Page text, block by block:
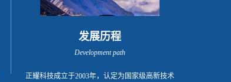
发展历程
Development path
正耀科技成立于2003年，认定为国家级高新技术